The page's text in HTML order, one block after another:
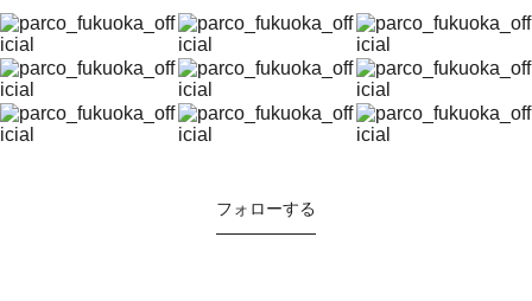
フォローする